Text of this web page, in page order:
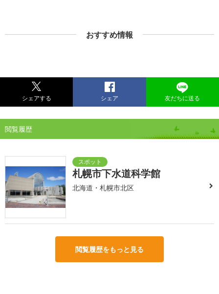
おすすめ情報
シェアする シェア 友だちに送る
閲覧履歴
札幌市下水道科学館
北海道・札幌市北区
閲覧履歴をもっと見る